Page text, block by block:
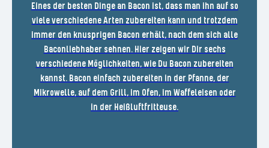
Eines der besten Dinge an Bacon ist, dass man ihn auf so
viele verschiedene Arten zubereiten kann und trotzdem
immer den knusprigen Bacon erhält, nach dem sich alle
Baconliebhaber sehnen. Hier zeigen wir Dir sechs
verschiedene Möglichkeiten, wie Du Bacon zubereiten
kannst. Bacon einfach zubereiten in der Pfanne, der
Mikrowelle, auf dem Grill, im Ofen, im Waffeleisen oder
in der Heißluftfritteuse.